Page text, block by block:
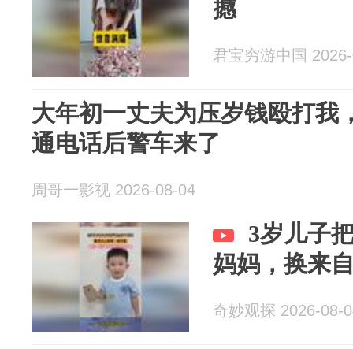
撼
君宝穷游中国
大年初一丈夫为压岁钱殴打我
通电话后警车来了
周哥一影视 2026-08-04
3岁儿子
妈妈，换来
奇妙观探 2026-08-